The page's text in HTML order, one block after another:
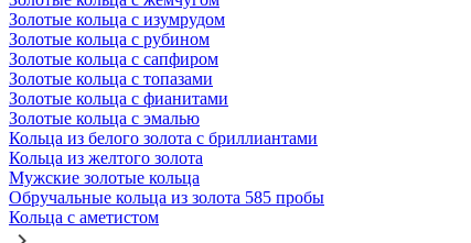
Золотые кольца с изумрудом
Золотые кольца с рубином
Золотые кольца с сапфиром
Золотые кольца с топазами
Золотые кольца с фианитами
Золотые кольца с эмалью
Кольца из белого золота с бриллиантами
Кольца из желтого золота
Мужские золотые кольца
Обручальные кольца из золота 585 пробы
Кольца с аметистом